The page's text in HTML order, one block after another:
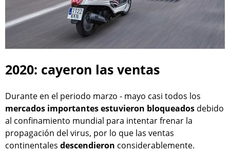
2020: cayeron las ventas
Durante en el periodo marzo - mayo casi todos los
mercados importantes estuvieron bloqueados debido
al confinamiento mundial para intentar frenar la
propagación del virus, por lo que las ventas
continentales descendieron considerablemente.